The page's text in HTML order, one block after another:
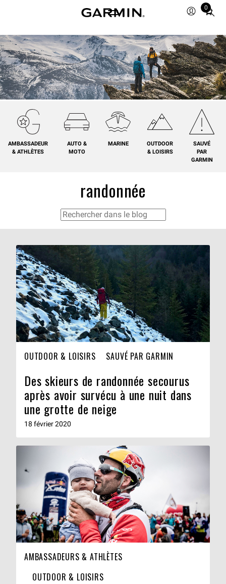
0
Total
in
cart:
0
AMBASSADEUR
& ATHLÈTES
AUTO &
MOTO
MARINE
OUTDOOR
& LOISIRS
SAUVÉ
PAR
GARMIN
randonnée
OUTDOOR & LOISIRS SAUVÉ PAR GARMIN
Des skieurs de randonnée secourus
après avoir survécu à une nuit dans
une grotte de neige
18 février 2020
AMBASSADEURS & ATHLÈTES
OUTDOOR & LOISIRS